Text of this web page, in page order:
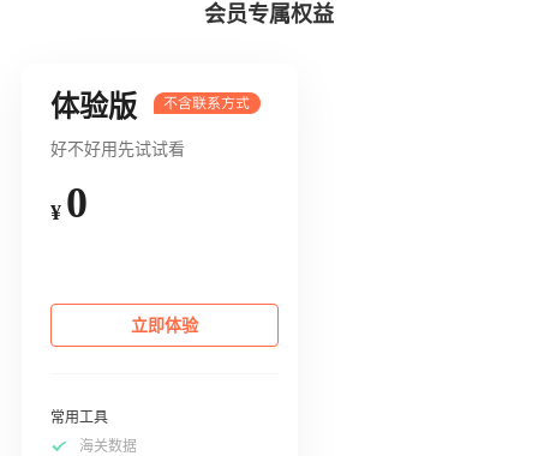
会员专属权益
体验版
好不好用先试试看
¥ 0
立即体验
常用工具
海关数据